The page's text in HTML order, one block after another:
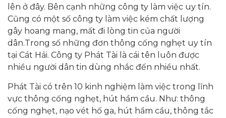
lên ở đây. Bên cạnh những công ty làm việc uy tín.
Cũng có một số công ty làm việc kém chất lượng
gây hoang mang, mất đi lòng tin của người
dân.Trong số những đơn thông cống nghẹt uy tín
tại Cát Hải. Công ty Phát Tài là cái tên luôn được
nhiều người dân tin dùng nhắc đến nhiều nhất.
Phát Tài có trên 10 kinh nghiệm làm việc trong lĩnh
vực thông cống nghẹt, hút hầm cầu. Như: thông
cống nghẹt, nạo vét hố ga, hút hầm cầu, thông tắc